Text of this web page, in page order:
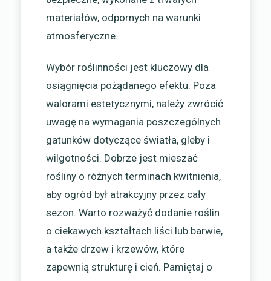
materiałów, odpornych na warunki
atmosferyczne.
Wybór roślinności jest kluczowy dla
osiągnięcia pożądanego efektu. Poza
walorami estetycznymi, należy zwrócić
uwagę na wymagania poszczególnych
gatunków dotyczące światła, gleby i
wilgotności. Dobrze jest mieszać
rośliny o różnych terminach kwitnienia,
aby ogród był atrakcyjny przez cały
sezon. Warto rozważyć dodanie roślin
o ciekawych kształtach liści lub barwie,
a także drzew i krzewów, które
zapewnią strukturę i cień. Pamiętaj o